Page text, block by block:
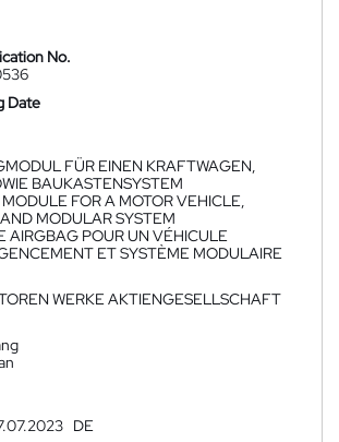
No.
Date
FÜR EINEN KRAFTWAGEN,
BAUKASTENSYSTEM
FOR A MOTOR VEHICLE,
MODULAR SYSTEM
AIRGBAG POUR UN VÉHICULE
ET SYSTÈME MODULAIRE
WERKE AKTIENGESELLSCHAFT
DE